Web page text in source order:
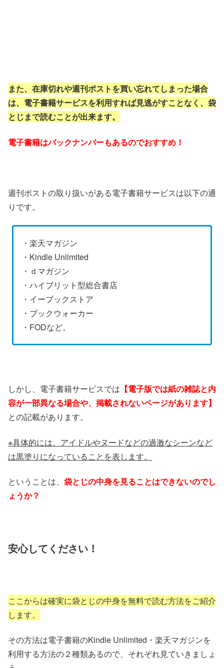
また、在庫切れや週刊ポストを買い忘れてしまった場合
は、電子書籍サービスを利用すれば見逃がすことなく、袋
とじまで読むことが出来ます。
電子書籍はバックナンバーもあるのでおすすめ！
週刊ポストの取り扱いがある電子書籍サービスは以下の通
りです。
・楽天マガジン
・Kindle Unlimited
・ｄマガジン
・ハイブリット型総合書店
・イーブックストア
・ブックウォーカー
・FODなど。
しかし、電子書籍サービスでは 【電子版では紙の雑誌と内
容が一部異なる場合や、掲載されないページがあります】
との記載があります。
※具体的には、アイドルやヌードなどの過激なシーンなど
は黒塗りになっていることを表します。
ということは、 袋とじの中身を見ることはできないのでし
ょうか？
安心してください！
ここからは確実に袋とじの中身を無料で読む方法をご紹介
します。
その方法は電子書籍のKindle Unlimited・楽天マガジンを
利用する方法の２種類あるので、それぞれ見ていきましょ